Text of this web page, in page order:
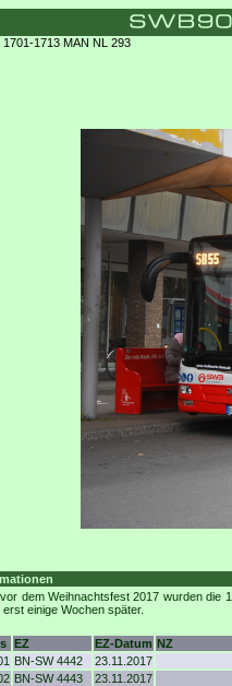
1701-1713 MAN NL 293
dem Weihnachtsfest 2017 wurden die
erst einige Wochen später.
EZ EZ-Datum NZ
BN-SW 4442
23.11.2017
BN-SW 4443
23.11.2017